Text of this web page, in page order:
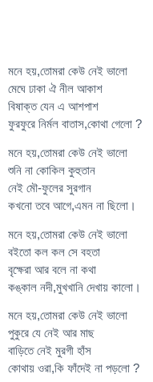
মনে হয়,তোমরা কেউ নেই ভালো
মেঘে ঢাকা ঐ নীল আকাশ
বিষাক্ত যেন এ আশপাশ
ফুরফুরে নির্মল বাতাস,কোথা গেলো ?
মনে হয়,তোমরা কেউ নেই ভালো
শুনি না কোকিল কুহুতান
নেই মৌ-ফুলের সুরগান
কখনো তবে আগে,এমন না ছিলো।
মনে হয়,তোমরা কেউ নেই ভালো
বইতো কল কল সে বহতা
বৃক্ষেরা আর বলে না কথা
কঙ্কাল নদী,মুখখানি দেখায় কালো।
মনে হয়,তোমরা কেউ নেই ভালো
পুকুরে যে নেই আর মাছ
বাড়িতে নেই মুরগী হাঁস
কোথায় ওরা,কি ফাঁদেই না পড়লো ?